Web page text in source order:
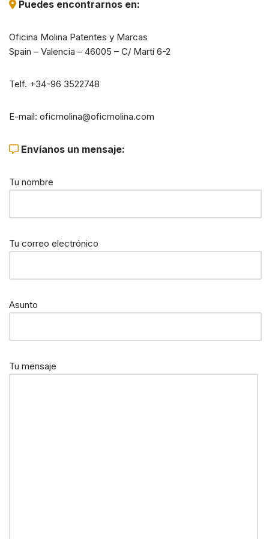
Puedes encontrarnos en:
Oficina Molina Patentes y Marcas
Spain – Valencia – 46005 – C/ Martí 6-2
Telf. +34-96 3522748
E-mail: oficmolina@oficmolina.com
Envíanos un mensaje:
Tu nombre
Tu correo electrónico
Asunto
Tu mensaje